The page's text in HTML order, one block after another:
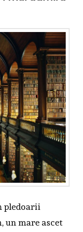
pledoarii
un mare ascet